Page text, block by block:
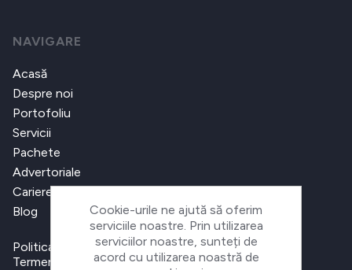
NAVIGARE
Acasă
Despre noi
Portofoliu
Servicii
Pachete
Advertoriale
Cariere
Blog
Politica de confidențialitate
Termeni și condiții
Cookie-urile ne ajută să oferim
serviciile noastre. Prin utilizarea
serviciilor noastre, sunteți de
acord cu utilizarea noastră de